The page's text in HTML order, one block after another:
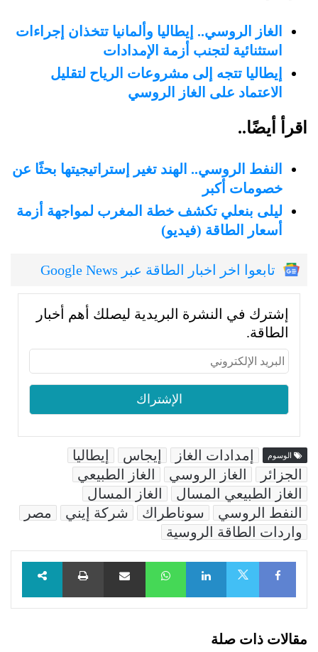
الغاز الروسي.. إيطاليا وألمانيا تتخذان إجراءات
استثنائية لتجنب أزمة الإمدادات
إيطاليا تتجه إلى مشروعات الرياح لتقليل
الاعتماد على الغاز الروسي
اقرأ أيضًا..
النفط الروسي.. الهند تغير إستراتيجيتها بحثًا عن
خصومات أكبر
ليلى بنعلي تكشف خطة المغرب لمواجهة أزمة
أسعار الطاقة (فيديو)
تابعوا اخر اخبار الطاقة عبر Google News
إشترك في النشرة البريدية ليصلك أهم أخبار
الطاقة.
الوسوم إمدادات الغاز إيجاس
إيطاليا
الجزائر
الغاز الروسي
الغاز الطبيعي
الغاز الطبيعي المسال
الغاز المسال
النفط الروسي
سوناطراك شركة إيني
مصر
واردات الطاقة الروسية
Facebook
LinkedIn
WhatsAppمشاركة عبر البريد طباعة
مقالات ذات صلة